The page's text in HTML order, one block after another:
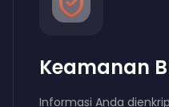
Keamanan
Informasi Anda